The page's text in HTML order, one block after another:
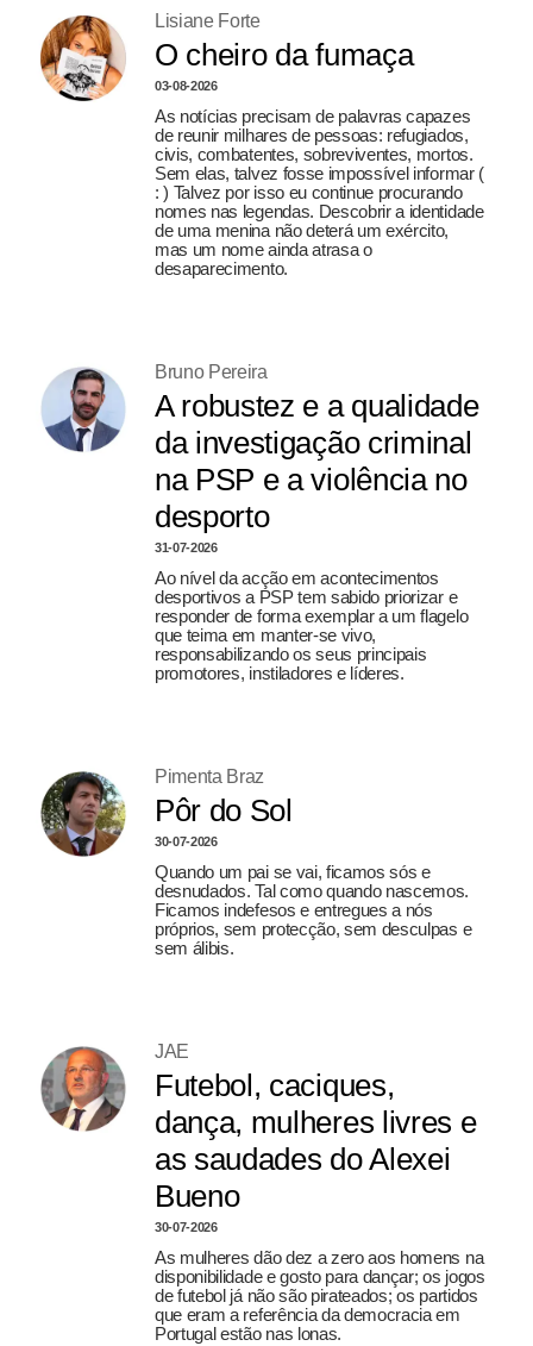
Lisiane Forte
O cheiro da fumaça
03-08-2026
As notícias precisam de palavras capazes
de reunir milhares de pessoas: refugiados,
civis, combatentes, sobreviventes, mortos.
Sem elas, talvez fosse impossível informar (
: ) Talvez por isso eu continue procurando
nomes nas legendas. Descobrir a identidade
de uma menina não deterá um exército,
mas um nome ainda atrasa o
desaparecimento.
Bruno Pereira
A robustez e a qualidade
da investigação criminal
na PSP e a violência no
desporto
31-07-2026
Ao nível da acção em acontecimentos
desportivos a PSP tem sabido priorizar e
responder de forma exemplar a um flagelo
que teima em manter-se vivo,
responsabilizando os seus principais
promotores, instiladores e líderes.
Pimenta Braz
Pôr do Sol
30-07-2026
Quando um pai se vai, ficamos sós e
desnudados. Tal como quando nascemos.
Ficamos indefesos e entregues a nós
próprios, sem protecção, sem desculpas e
sem álibis.
JAE
Futebol, caciques,
dança, mulheres livres e
as saudades do Alexei
Bueno
30-07-2026
As mulheres dão dez a zero aos homens na
disponibilidade e gosto para dançar; os jogos
de futebol já não são pirateados; os partidos
que eram a referência da democracia em
Portugal estão nas lonas.